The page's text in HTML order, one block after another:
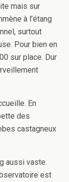
mais sur
à l’étang
surtout
Pour bien en
sur place. Dur
En
des
castagneux
aussi vaste.
est